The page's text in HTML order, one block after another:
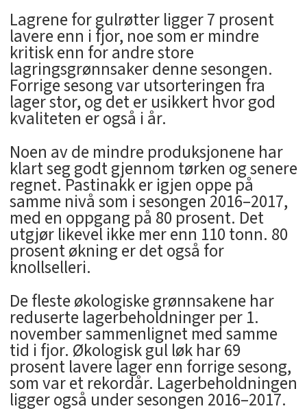
Lagrene for gulrøtter ligger 7 prosent
lavere enn i fjor, noe som er mindre
kritisk enn for andre store
lagringsgrønnsaker denne sesongen.
Forrige sesong var utsorteringen fra
lager stor, og det er usikkert hvor god
kvaliteten er også i år.
Noen av de mindre produksjonene har
klart seg godt gjennom tørken og senere
regnet. Pastinakk er igjen oppe på
samme nivå som i sesongen 2016–2017,
med en oppgang på 80 prosent. Det
utgjør likevel ikke mer enn 110 tonn. 80
prosent økning er det også for
knollselleri.
De fleste økologiske grønnsakene har
reduserte lagerbeholdninger per 1.
november sammenlignet med samme
tid i fjor. Økologisk gul løk har 69
prosent lavere lager enn forrige sesong,
som var et rekordår. Lagerbeholdningen
ligger også under sesongen 2016–2017.